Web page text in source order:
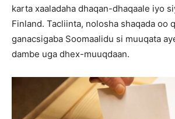
karta xaaladaha dhaqan-dhaqaale iyo
Finland. Tacliinta, nolosha shaqada oo
ganacsigaba Soomaalidu si muuqata
dambe uga dhex-muuqdaan.